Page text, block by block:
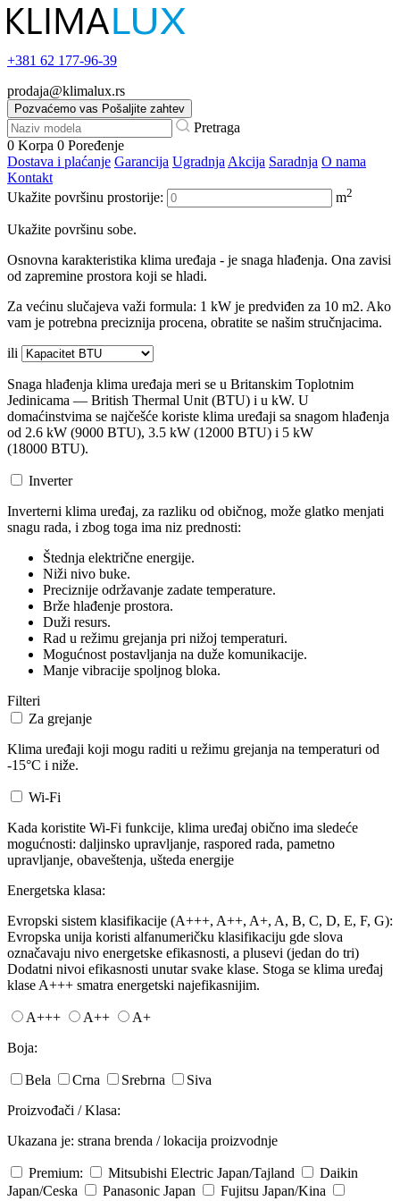
+381 62 177-96-39
prodaja@klimalux.rs
Pozvaćemo vas Pošaljite zahtev
Pretraga
0 Korpa 0 Poređenje
Dostava i plaćanje Garancija Ugradnja Akcija Saradnja O nama
Kontakt
Ukažite površinu prostorije:
m2
Ukažite površinu sobe.
Osnovna karakteristika klima uređaja - je snaga hlađenja. Ona zavisi
od zapremine prostora koji se hladi.
Za većinu slučajeva važi formula: 1 kW je predviđen za 10 m2. Ako
vam je potrebna preciznija procena, obratite se našim stručnjacima.
ili
Snaga hlađenja klima uređaja meri se u Britanskim Toplotnim
Jedinicama — British Thermal Unit (BTU) i u kW. U
domaćinstvima se najčešće koriste klima uređaji sa snagom hlađenja
od 2.6 kW (9000 BTU), 3.5 kW (12000 BTU) i 5 kW
(18000 BTU).
Inverter
Inverterni klima uređaj, za razliku od običnog, može glatko menjati
snagu rada, i zbog toga ima niz prednosti:
Štednja električne energije.
Niži nivo buke.
Preciznije održavanje zadate temperature.
Brže hlađenje prostora.
Duži resurs.
Rad u režimu grejanja pri nižoj temperaturi.
Mogućnost postavljanja na duže komunikacije.
Manje vibracije spoljnog bloka.
Filteri
Za grejanje
Klima uređaji koji mogu raditi u režimu grejanja na temperaturi od
-15°C i niže.
Wi-Fi
Kada koristite Wi-Fi funkcije, klima uređaj obično ima sledeće
mogućnosti: daljinsko upravljanje, raspored rada, pametno
upravljanje, obaveštenja, ušteda energije
Energetska klasa:
Evropski sistem klasifikacije (A+++, A++, A+, A, B, C, D, E, F, G):
Evropska unija koristi alfanumeričku klasifikaciju gde slova
označavaju nivo energetske efikasnosti, a plusevi (jedan do tri)
Dodatni nivoi efikasnosti unutar svake klase. Stoga se klima uređaj
klase A+++ smatra energetski najefikasnijim.
A+++ A++
A+
Boja:
Bela Crna Srebrna
Siva
Proizvođači / Klasa:
Ukazana je: strana brenda / lokacija proizvodnje
Premium: Mitsubishi Electric Japan/Tajland
Daikin
Japan/Ceska
Panasonic Japan Fujitsu Japan/Kina